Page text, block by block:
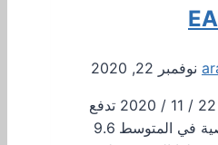
نوفمبر 22, 2020
تاريخ النشر: 22 / 11 / 2020 تدفع
الأسر القبرصية في المتوسط ​​9.6